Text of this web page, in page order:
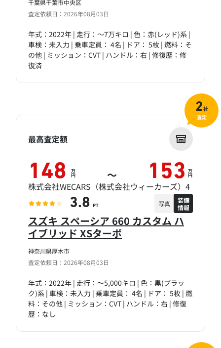
千葉県千葉市中央区
査定依頼日：2026年08月03日
年式：2022年 | 走行：～7万キロ | 色：赤(レッド)系 |
車検：未入力 | 乗車定員： 4名 | ドア： 5枚 | 燃料：そ
の他 | ミッション：CVT | ハンドル：右 | 修復歴：修
復済
神奈川県厚木市
査定依頼日：2026年08月03日
スズキ スペーシア 660 カスタム ハ
イブリッド XSターボ
年式：2022年 | 走行：～5,000キロ | 色：黒(ブラッ
ク)系 | 車検：未入力 | 乗車定員： 4名 | ドア： 5枚 | 燃
料：その他 | ミッション：CVT | ハンドル：右 | 修復
歴：なし
最高査定額
148 万
円 ～ 153 万
円
株式会社WECARS（株式会社ウィーカーズ）4
3.8 PT 写真
装備
情報
2社
査定